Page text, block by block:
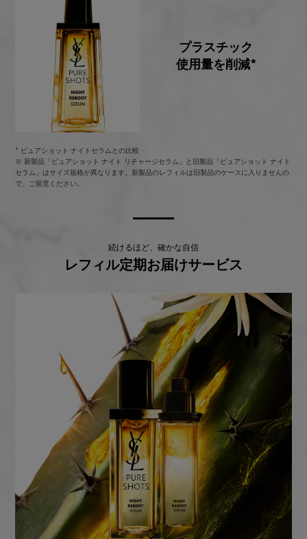
プラスチック
使用量を削減*
* ピュアショット ナイトセラムとの比較
※ 新製品「ピュアショット ナイト リチャージセラム」と旧製品「ピュアショット ナイト
セラム」はサイズ規格が異なります。新製品のレフィルは旧製品のケースに入りませんの
で、ご留意ください。
続けるほど、確かな自信
レフィル定期お届けサービス